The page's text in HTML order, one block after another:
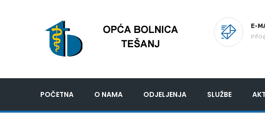
E-
POČETNA O NAMA ODJELJENJA SLUŽBE